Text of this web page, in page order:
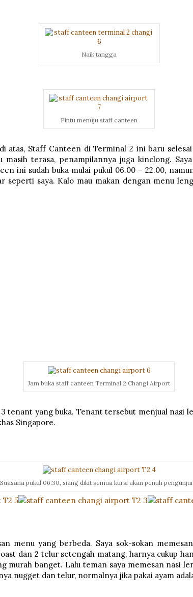
Naik tangga
Pintu menuju staff canteen
atas, Staff Canteen di Terminal 2 ini baru
terasa, penampilannya juga kinclong.
ini sudah buka mulai pukul 06.00 – 22.00,
seperti saya. Kalo mau makan dengan menu
Jam buka staff canteen Terminal 2 Changi Airport
tenant yang buka. Tenant tersebut menjual nasi
Singapore.
Suasana pukul 06.30, siang dikit semua kursi akan penuh
menu yang berbeda. Saya sok-sokan
dan 2 telur setengah matang, harnya cukup
murah banget. Lalu teman saya memesan nasi
nugget dan telur, normalnya jika pakai ayam